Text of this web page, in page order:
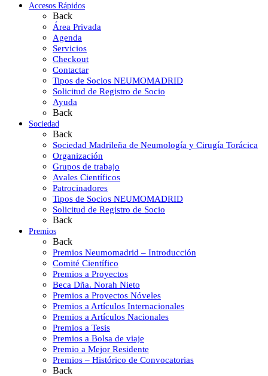
Accesos Rápidos
Back
Área Privada
Agenda
Servicios
Checkout
Contactar
Tipos de Socios NEUMOMADRID
Solicitud de Registro de Socio
Ayuda
Back
Sociedad
Back
Sociedad Madrileña de Neumología y Cirugía Torácica
Organización
Grupos de trabajo
Avales Científicos
Patrocinadores
Tipos de Socios NEUMOMADRID
Solicitud de Registro de Socio
Back
Premios
Back
Premios Neumomadrid – Introducción
Comité Científico
Premios a Proyectos
Beca Dña. Norah Nieto
Premios a Proyectos Nóveles
Premios a Artículos Internacionales
Premios a Artículos Nacionales
Premios a Tesis
Premios a Bolsa de viaje
Premio a Mejor Residente
Premios – Histórico de Convocatorias
Back